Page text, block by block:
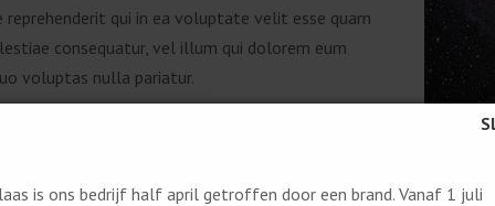
reprehenderit qui in ea voluptate velit esse quam
consequatur, vel illum qui dolorem eum
voluptas nulla pariatur.
dolor sit amet, consectetur adipiscing elit, sed
tempor incididunt ut labore et dolore magna
enim ad minim veniam, quis nostrud exercitation
is ons bedrijf half april getroffen door een brand. Vanaf 1 juli